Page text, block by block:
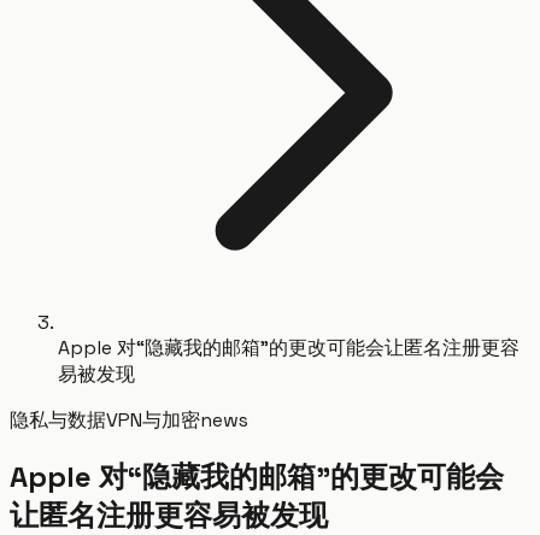
Apple 对“隐藏我的邮箱”的更改可能会让匿名注册更容
易被发现
隐私与数据VPN与加密news
Apple 对“隐藏我的邮箱”的更改可能会
让匿名注册更容易被发现